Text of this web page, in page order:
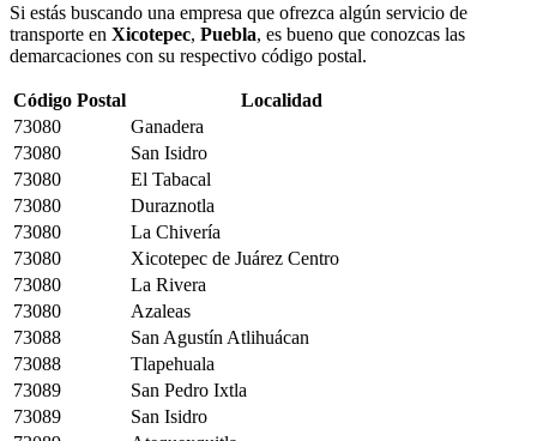
Si estás buscando una empresa que ofrezca algún servicio de
transporte en Xicotepec, Puebla, es bueno que conozcas las
demarcaciones con su respectivo código postal.
Código Postal
Localidad
73080
Ganadera
73080
San Isidro
73080
El Tabacal
73080
Duraznotla
73080
La Chivería
73080
Xicotepec de Juárez Centro
73080
La Rivera
73080
Azaleas
73088
San Agustín Atlihuácan
73088
Tlapehuala
73089
San Pedro Ixtla
73089
San Isidro